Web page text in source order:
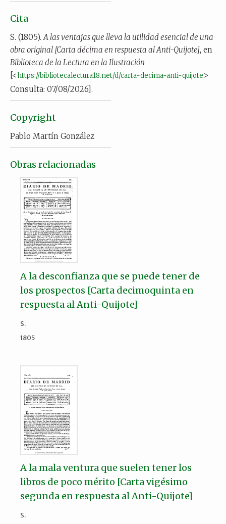
Cita
S. (1805). A las ventajas que lleva la utilidad esencial de una
obra original [Carta décima en respuesta al Anti-Quijote], en
Biblioteca de la Lectura en la Ilustración
[<https://bibliotecalectura18.net/d/carta-decima-anti-quijote>
Consulta: 07/08/2026].
Copyright
Pablo Martín González
Obras relacionadas
A la desconfianza que se puede tener de
los prospectos [Carta decimoquinta en
respuesta al Anti-Quijote]
S.
1805
A la mala ventura que suelen tener los
libros de poco mérito [Carta vigésimo
segunda en respuesta al Anti-Quijote]
S.